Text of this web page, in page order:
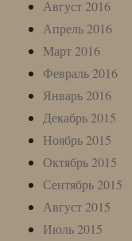
Август 2016
Апрель 2016
Март 2016
Февраль 2016
Январь 2016
Декабрь 2015
Ноябрь 2015
Октябрь 2015
Сентябрь 2015
Август 2015
Июль 2015